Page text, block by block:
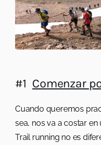
#1 Comenzar
Cuando queremos
sea, nos va a costar
Trail running no es